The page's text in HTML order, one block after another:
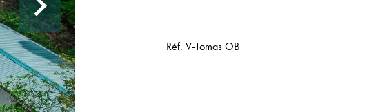
Réf. V-Tomas OB